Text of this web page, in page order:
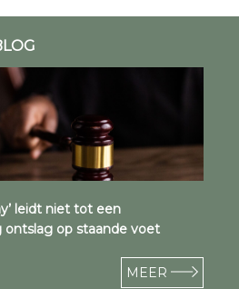
leidt niet tot een
ontslag op staande voet
MEER